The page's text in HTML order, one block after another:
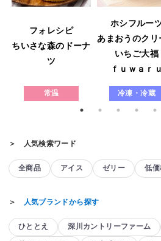
フォレシピ
ちいさな森のドーナ
ツ
常温
ホシフルー
あまおうのクリ
いちご大福
ｆｕｗａｒｕ
冷凍・冷蔵
＞ 人気検索ワード
全商品 アイス ゼリー 低価
＞ 人気ブランドから探す
ひととえ 深川カントリーファーム